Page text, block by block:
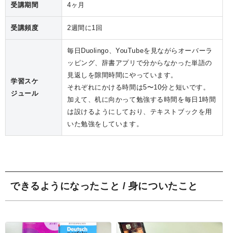
受講期間 4ヶ月
受講頻度 2週間に1回
学習スケ
ジュール
毎日Duolingo、YouTubeを見ながらオーバーラ
ッピング、辞書アプリで分からなかった単語の
見返しを隙間時間にやっています。
それぞれにかける時間は5〜10分と短いです。
加えて、机に向かって勉強する時間を毎日1時間
は設けるようにしており、テキストブックを用
いた勉強をしています。
できるようになったこと / 身についたこと